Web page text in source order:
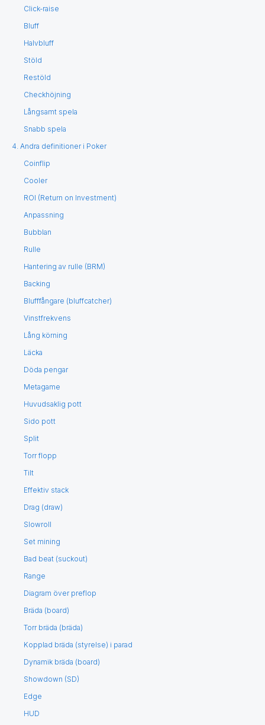
Click-raise
Bluff
Halvbluff
Stöld
Restöld
Checkhöjning
Långsamt spela
Snabb spela
4. Andra definitioner i Poker
Coinflip
Cooler
ROI (Return on Investment)
Anpassning
Bubblan
Rulle
Hantering av rulle (BRM)
Backing
Blufffångare (bluffcatcher)
Vinstfrekvens
Lång körning
Läcka
Döda pengar
Metagame
Huvudsaklig pott
Sido pott
Split
Torr flopp
Tilt
Effektiv stack
Drag (draw)
Slowroll
Set mining
Bad beat (suckout)
Range
Diagram över preflop
Bräda (board)
Torr bräda (bräda)
Kopplad bräda (styrelse) i parad
Dynamik bräda (board)
Showdown (SD)
Edge
HUD